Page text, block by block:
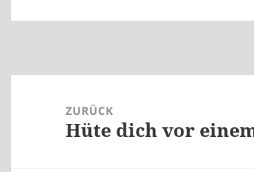
ZURÜCK
Vorheriger
Hüte dich vor